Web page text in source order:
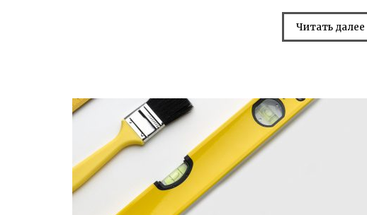
Читать далее